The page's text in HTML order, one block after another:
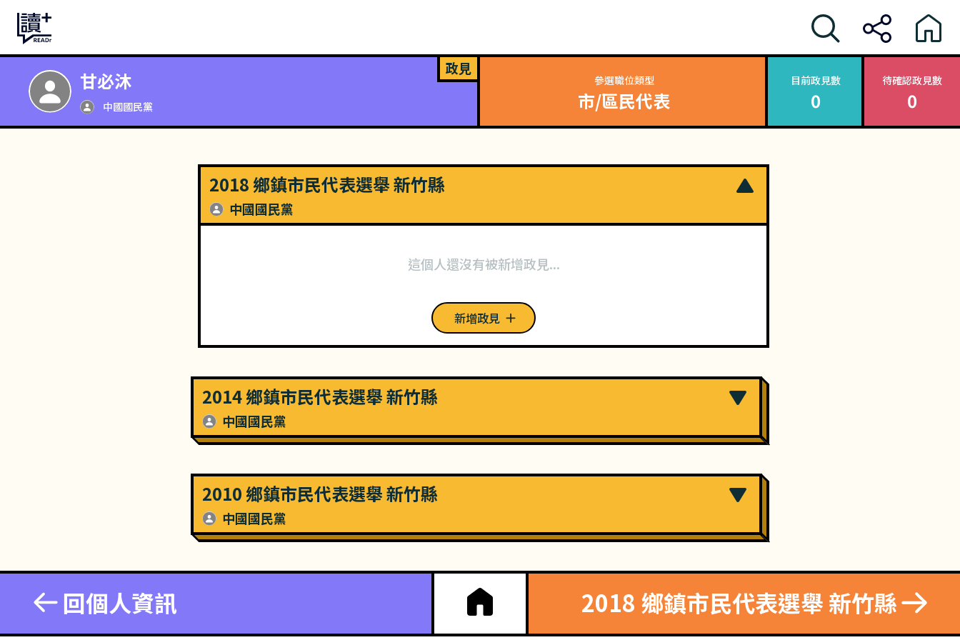
甘必沐
中國國民黨
政見
參選職位類型
市/區民代表
目前政見數
0
待確認政見數
0
2018 鄉鎮市民代表選舉 新竹縣
中國國民黨
這個人還沒有被新增政見...
新增政見
2014 鄉鎮市民代表選舉 新竹縣
中國國民黨
2010 鄉鎮市民代表選舉 新竹縣
中國國民黨
回個人資訊 2018 鄉鎮市民代表選舉 新竹縣